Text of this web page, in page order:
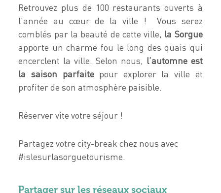
Retrouvez plus de 100 restaurants ouverts à
l’année au cœur de la ville ! Vous serez
comblés par la beauté de cette ville, la Sorgue
apporte un charme fou le long des quais qui
encerclent la ville. Selon nous, l’automne est
la saison parfaitepour explorer la ville et
profiter de son atmosphère paisible.
Réserver vite votre séjour !
Partagez votre city-break chez nous avec
#islesurlasorguetourisme.
Partager sur les réseaux sociaux